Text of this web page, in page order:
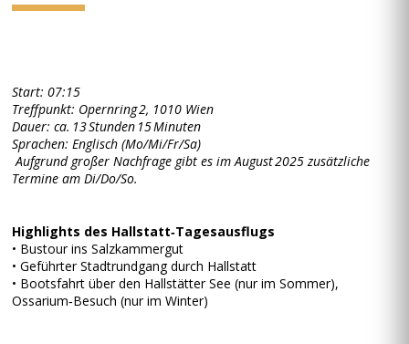
Start: 07:15
Treffpunkt: Opernring 2, 1010 Wien
Dauer: ca. 13 Stunden 15 Minuten
Sprachen: Englisch (Mo/Mi/Fr/Sa)
Aufgrund großer Nachfrage gibt es im August 2025 zusätzliche
Termine am Di/Do/So.
Highlights des Hallstatt‑Tagesausflugs
• Bustour ins Salzkammergut
• Geführter Stadtrundgang durch Hallstatt
• Bootsfahrt über den Hallstätter See (nur im Sommer),
Ossarium‑Besuch (nur im Winter)